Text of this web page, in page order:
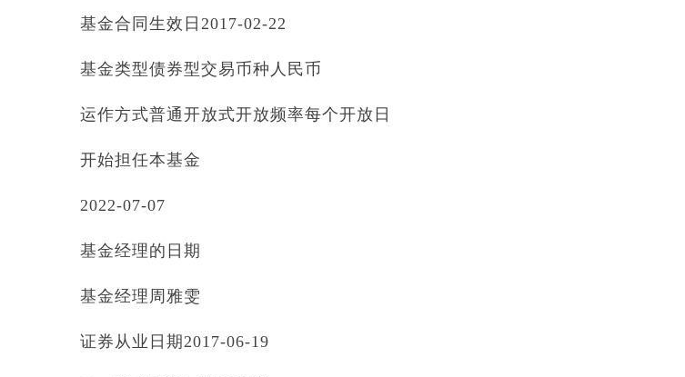
基金合同生效日2017-02-22
基金类型债券型交易币种人民币
运作方式普通开放式开放频率每个开放日
开始担任本基金
2022-07-07
基金经理的日期
基金经理周雅雯
证券从业日期2017-06-19